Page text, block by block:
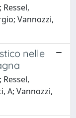
Vannozzi,
nelle
A; Vannozzi,